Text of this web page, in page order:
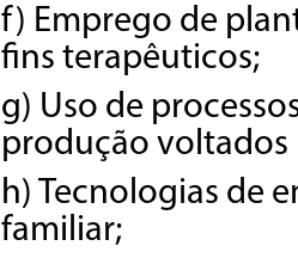
f) Emprego de
fins terapêuticos;
g) Uso de
produção
h) Tecnologias de
familiar;